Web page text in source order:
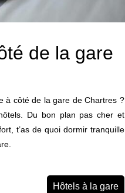
de la gare
à côté de la gare de Chartres ?
Du bon plan pas cher et
t’as de quoi dormir tranquille
Hôtels à la gare